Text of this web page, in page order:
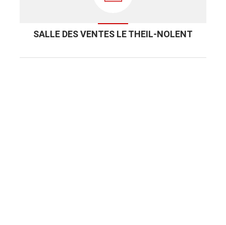
SALLE DES VENTES LE THEIL-NOLENT